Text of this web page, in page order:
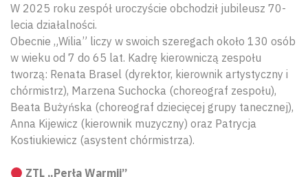
W 2025 roku zespół uroczyście obchodził jubileusz 70-
lecia działalności.
Obecnie „Wilia” liczy w swoich szeregach około 130 osób
w wieku od 7 do 65 lat. Kadrę kierowniczą zespołu
tworzą: Renata Brasel (dyrektor, kierownik artystyczny i
chórmistrz), Marzena Suchocka (choreograf zespołu),
Beata Bużyńska (choreograf dziecięcej grupy tanecznej),
Anna Kijewicz (kierownik muzyczny) oraz Patrycja
Kostiukiewicz (asystent chórmistrza).
ZTL „Perła Warmii”